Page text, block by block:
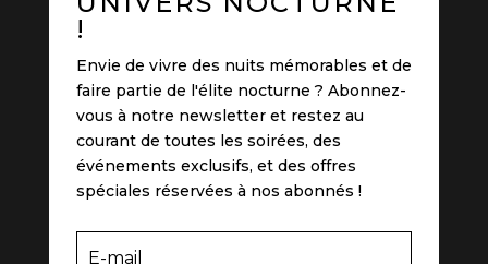
!
Envie de vivre des nuits mémorables et de
faire partie de l'élite nocturne ? Abonnez-
vous à notre newsletter et restez au
courant de toutes les soirées, des
événements exclusifs, et des offres
spéciales réservées à nos abonnés !